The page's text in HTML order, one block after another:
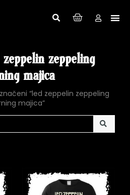
zeppeling
majica
“led zeppelin zeppeling
majica”